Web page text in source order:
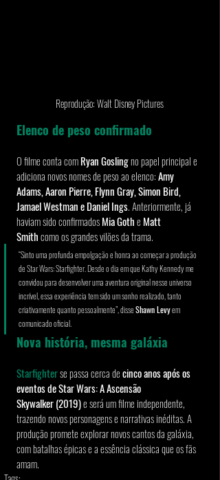
Reprodução: Walt Disney Pictures
Elenco de peso confirmado
O filme conta com Ryan Gosling no papel principal e
adiciona novos nomes de peso ao elenco: Amy
Adams, Aaron Pierre, Flynn Gray, Simon Bird,
Jamael Westman e Daniel Ings. Anteriormente, já
haviam sido confirmados Mia Goth e Matt
Smith como os grandes vilões da trama.
“Sinto uma profunda empolgação e honra ao começar a produção
de Star Wars: Starfighter. Desde o dia em que Kathy Kennedy me
convidou para desenvolver uma aventura original nesse universo
incrível, essa experiência tem sido um sonho realizado, tanto
criativamente quanto pessoalmente”, disse Shawn Levy em
comunicado oficial.
Nova história, mesma galáxia
Starfighter se passa cerca de cinco anos após os
eventos de Star Wars: A Ascensão
Skywalker (2019) e será um filme independente,
trazendo novos personagens e narrativas inéditas. A
produção promete explorar novos cantos da galáxia,
com batalhas épicas e a essência clássica que os fãs
amam.